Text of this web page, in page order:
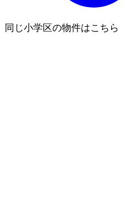
同じ小学区の物件はこちら